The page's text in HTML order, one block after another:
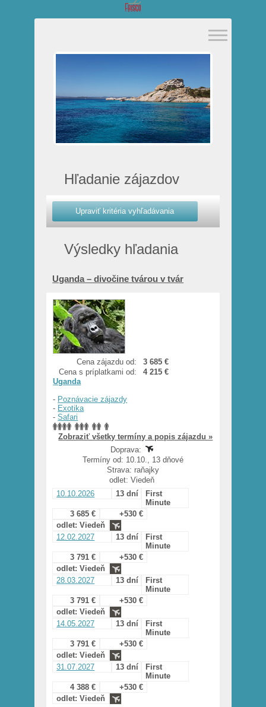
Hľadanie zájazdov
Výsledky hľadania
Uganda – divočine tvárou v tvár
Cena zájazdu od:
3 685 €
Cena s príplatkami od:
4 215 €
Uganda
- Poznávacie zájazdy
- Exotika
-Safari
Zobraziť všetky termíny a popis zájazdu »
Doprava:
Termíny od: 10.10., 13 dňové
Strava: raňajky
odlet: Viedeň
10.10.2026
13 dní
First
Minute
3 685 €
+530 €
odlet: Viedeň
12.02.2027
13 dní
First
Minute
3 791 €
+530 €
odlet: Viedeň
28.03.2027
13 dní
First
Minute
3 791 €
+530 €
odlet: Viedeň
14.05.2027
13 dní
First
Minute
3 791 €
+530 €
odlet: Viedeň
31.07.2027
13 dní
First
Minute
4 388 €
+530 €
odlet: Viedeň